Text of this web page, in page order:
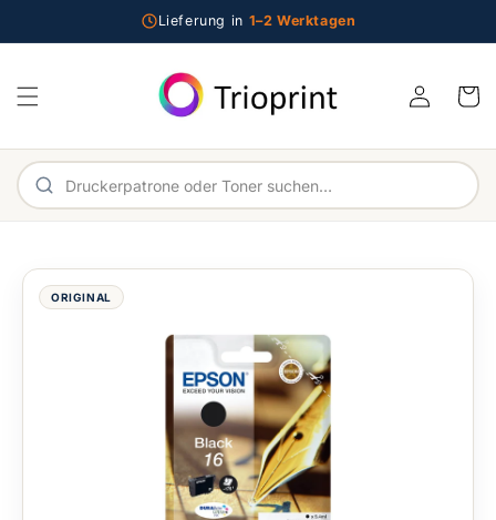
Direkt zum InhaltLieferung in 1–2 Werktagen
Einloggen
Im Shop suchen
ORIGINAL